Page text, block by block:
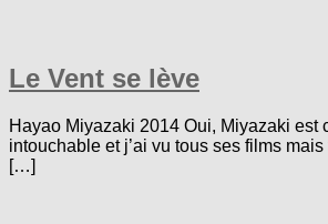
Le Vent se lève
Hayao Miyazaki 2014 Oui, Miyazaki est
intouchable et j’ai vu tous ses films
[…]